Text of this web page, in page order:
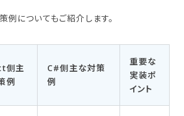
例についてもご紹介します。
側主
例
C#側主な対策
例
重要な
実装ポ
イント